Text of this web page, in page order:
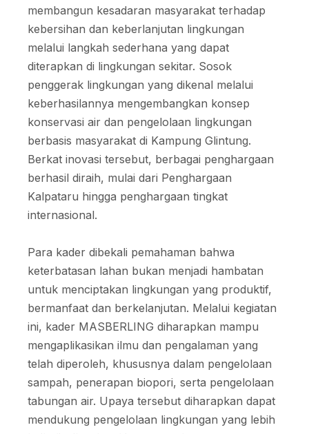
membangun kesadaran masyarakat terhadap
kebersihan dan keberlanjutan lingkungan
melalui langkah sederhana yang dapat
diterapkan di lingkungan sekitar. Sosok
penggerak lingkungan yang dikenal melalui
keberhasilannya mengembangkan konsep
konservasi air dan pengelolaan lingkungan
berbasis masyarakat di Kampung Glintung.
Berkat inovasi tersebut, berbagai penghargaan
berhasil diraih, mulai dari Penghargaan
Kalpataru hingga penghargaan tingkat
internasional.
Para kader dibekali pemahaman bahwa
keterbatasan lahan bukan menjadi hambatan
untuk menciptakan lingkungan yang produktif,
bermanfaat dan berkelanjutan. Melalui kegiatan
ini, kader MASBERLING diharapkan mampu
mengaplikasikan ilmu dan pengalaman yang
telah diperoleh, khususnya dalam pengelolaan
sampah, penerapan biopori, serta pengelolaan
tabungan air. Upaya tersebut diharapkan dapat
mendukung pengelolaan lingkungan yang lebih